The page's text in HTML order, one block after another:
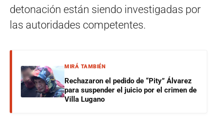
detonación están siendo investigadas por
las autoridades competentes.
MIRÁ TAMBIÉN
Rechazaron el pedido de “Pity” Álvarez
para suspender el juicio por el crimen de
Villa Lugano